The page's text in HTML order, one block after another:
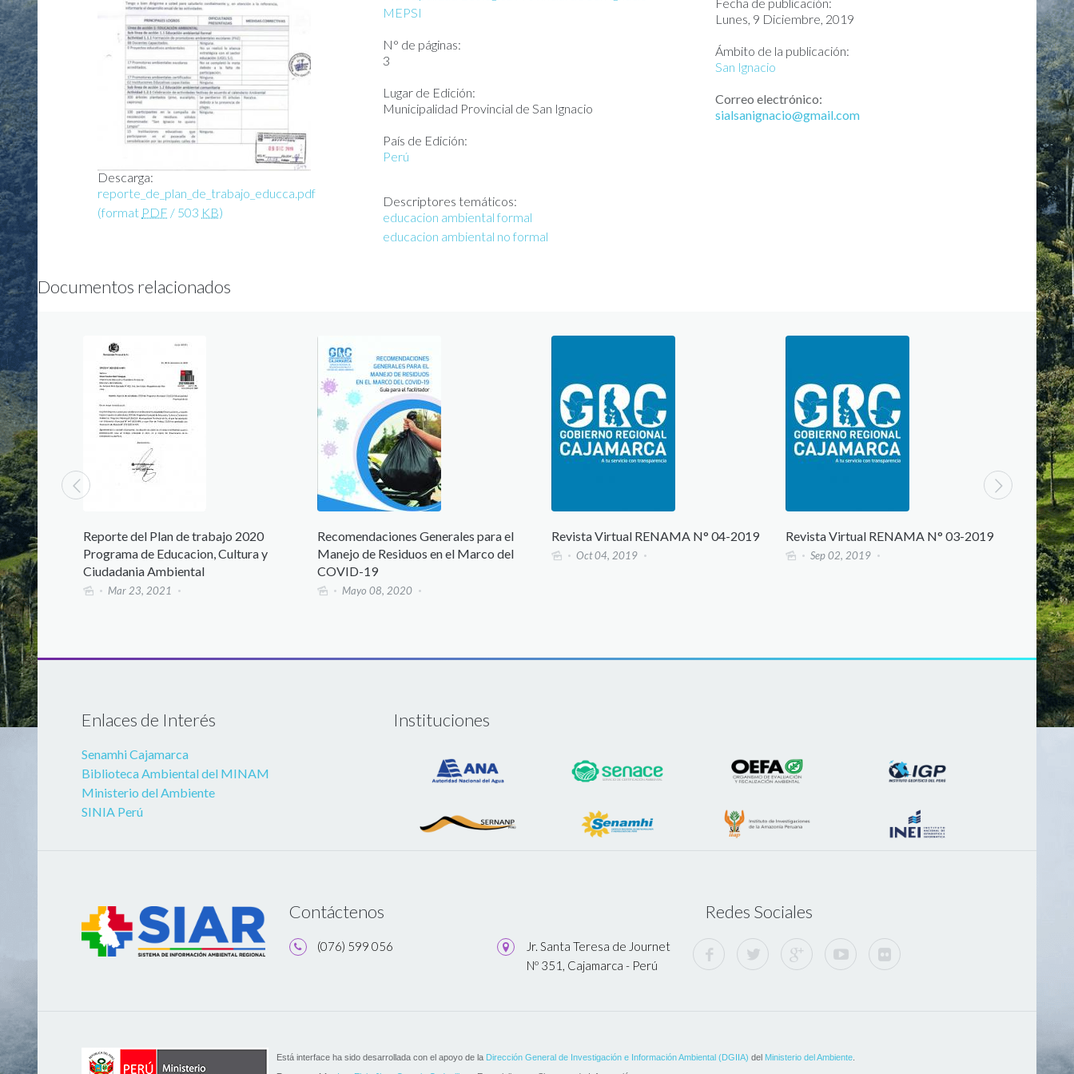
Descarga:
reporte_de_plan_de_trabajo_educca.pdf
(format PDF / 503 KB)
MEPSI
N° de páginas:
3
Lugar de Edición:
Municipalidad Provincial de San Ignacio
País de Edición:
Perú
Fecha de publicación:
Lunes, 9 Diciembre, 2019
Ámbito de la publicación:
San Ignacio
Correo electrónico:
sialsanignacio@gmail.com
Descriptores temáticos:
educacion ambiental formal
educacion ambiental no formal
Documentos relacionados
Reporte del Plan de trabajo 2020
Programa de Educacion, Cultura y
Ciudadania Ambiental
Mar 23, 2021
Recomendaciones Generales para el
Manejo de Residuos en el Marco del
COVID-19
Mayo 08, 2020
Revista Virtual RENAMA N° 04-2019
Oct 04, 2019
Revista Virtual RENAMA N° 03-2019
Sep 02, 2019
Revista Virtual
Jul 19, 2019
Enlaces de Interés
Senamhi Cajamarca
Biblioteca Ambiental del MINAM
Ministerio del Ambiente
SINIA Perú
Instituciones
Contáctenos
(076) 599 056
Jr. Santa Teresa de Journet
Nº 351, Cajamarca - Perú
Redes Sociales
Está interface ha sido desarrollada con el apoyo de la Dirección General de Investigación e Información Ambiental (DGIIA) del Ministerio del Ambiente